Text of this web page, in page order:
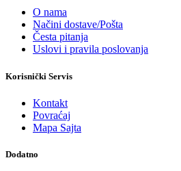
O nama
Načini dostave/Pošta
Česta pitanja
Uslovi i pravila poslovanja
Korisnički Servis
Kontakt
Povraćaj
Mapa Sajta
Dodatno